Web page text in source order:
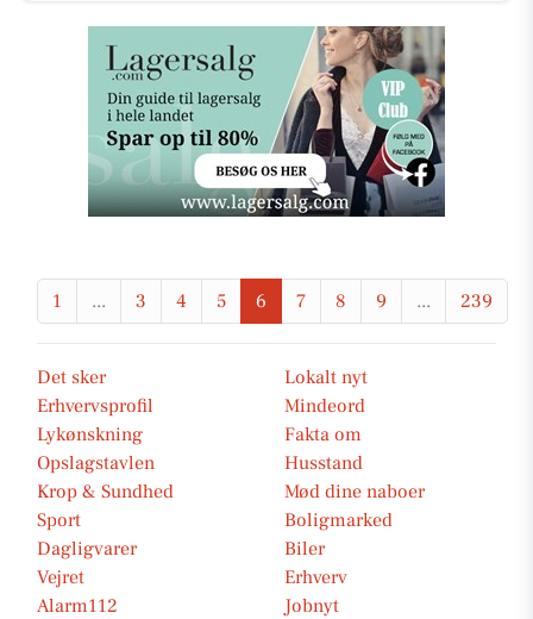
1 ... 3 4 5 6 7 8 9 ... 239
Det sker
Lokalt nyt
Erhvervsprofil
Mindeord
Lykønskning
Fakta om
Opslagstavlen
Husstand
Krop & Sundhed
Mød dine naboer
Sport
Boligmarked
Dagligvarer
Biler
Vejret
Erhverv
Alarm112
Jobnyt